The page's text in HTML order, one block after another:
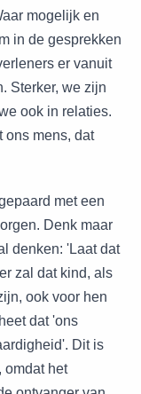
mogelijk en
in de gesprekken
er vanuit
Sterker, we zijn
ook in relaties.
ons mens, dat
met een
Denk maar
denken: 'Laat dat
zal dat kind, als
ook voor hen
dat 'ons
Dit is
omdat het